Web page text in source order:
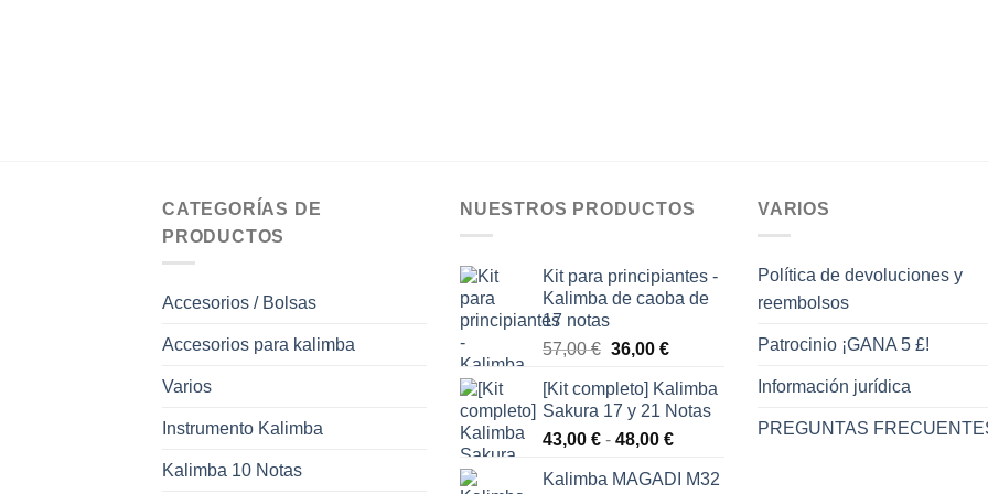
CATEGORÍAS DE
PRODUCTOS
Accesorios / Bolsas
Accesorios para kalimba
Varios
Instrumento Kalimba
Kalimba 10 Notas
NUESTROS PRODUCTOS
Kit para principiantes -
Kalimba de caoba de
17 notas
57,00€ El
original
era:
57,00 €.
36,00 €El
actual
es:
36,00 €.
[Kit completo] Kalimba
Sakura 17 y 21 Notas
43,00 € - 48,00 €Rango
precios:
Kalimba MAGADI M32
VARIOS
Política de devoluciones y
reembolsos
Patrocinio ¡GANA 5 £!
Información jurídica
PREGUNTAS